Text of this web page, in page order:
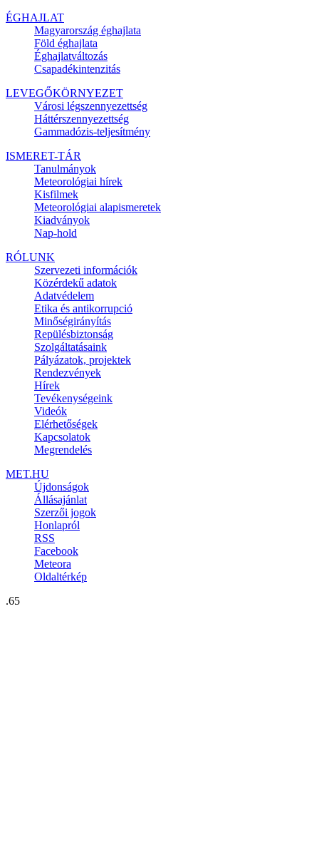
ÉGHAJLAT
Magyarország éghajlata
Föld éghajlata
Éghajlatváltozás
Csapadékintenzitás
LEVEGŐKÖRNYEZET
Városi légszennyezettség
Háttérszennyezettség
Gammadózis-teljesítmény
ISMERET-TÁR
Tanulmányok
Meteorológiai hírek
Kisfilmek
Meteorológiai alapismeretek
Kiadványok
Nap-hold
RÓLUNK
Szervezeti információk
Közérdekű adatok
Adatvédelem
Etika és antikorrupció
Minőségirányítás
Repülésbiztonság
Szolgáltatásaink
Pályázatok, projektek
Rendezvények
Hírek
Tevékenységeink
Videók
Elérhetőségek
Kapcsolatok
Megrendelés
MET.HU
Újdonságok
Állásajánlat
Szerzői jogok
Honlapról
RSS
Facebook
Meteora
Oldaltérkép
.65